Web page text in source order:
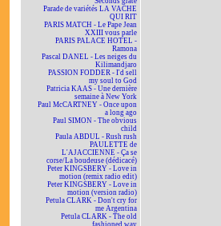
Parade de variétés LA VACHE
QUI RIT
PARIS MATCH - Le Pape Jean
XXIII vous parle
PARIS PALACE HOTEL -
Ramona
Pascal DANEL - Les neiges du
Kilimandjaro
PASSION FODDER - I'd sell
my soul to God
Patricia KAAS - Une dernière
semaine à New York
Paul McCARTNEY - Once upon
a long ago
Paul SIMON - The obvious
child
Paula ABDUL - Rush rush
PAULETTE de
L'AJACCIENNE - Ça se
corse/La boudeuse (dédicacé)
Peter KINGSBERY - Love in
motion (remix radio edit)
Peter KINGSBERY - Love in
motion (version radio)
Petula CLARK - Don't cry for
me Argentina
Petula CLARK - The old
fashioned way